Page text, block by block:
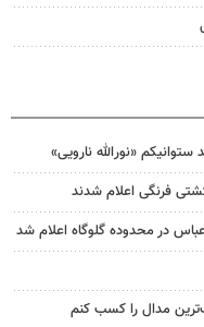
«نورالله نارویی»
فرنگی اعلام شدند
در محدوده گلوگاه اعلام شد
مدال را کسب کنم